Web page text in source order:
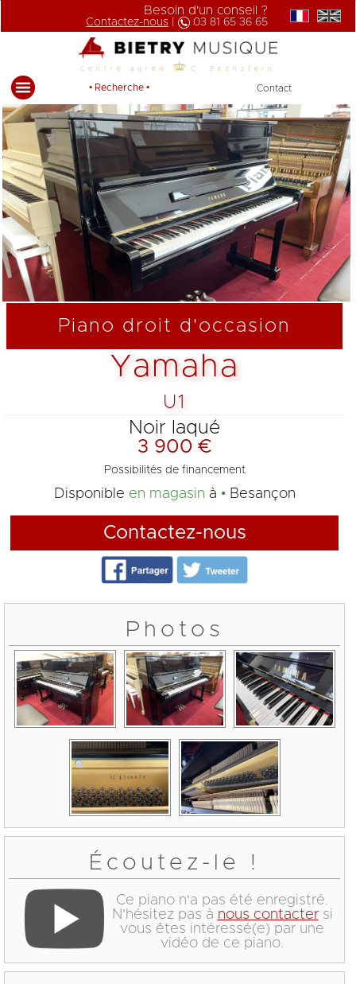
Besoin d'un conseil ?
Contactez-nous 03 81 65 36 65
Centre agrée C. Bechstein
• Recherche • Contact
Piano droit d'occasion
Yamaha
U1
Noir laqué
3 900 €
Possibilités de financement
Disponible en magasin à Besançon
Contactez-nous
Photos
Écoutez-le !
Ce piano n'a pas été enregistré.
N'hésitez pas à nous contactersi
vous êtes intéressé(e) par une
vidéo de ce piano.